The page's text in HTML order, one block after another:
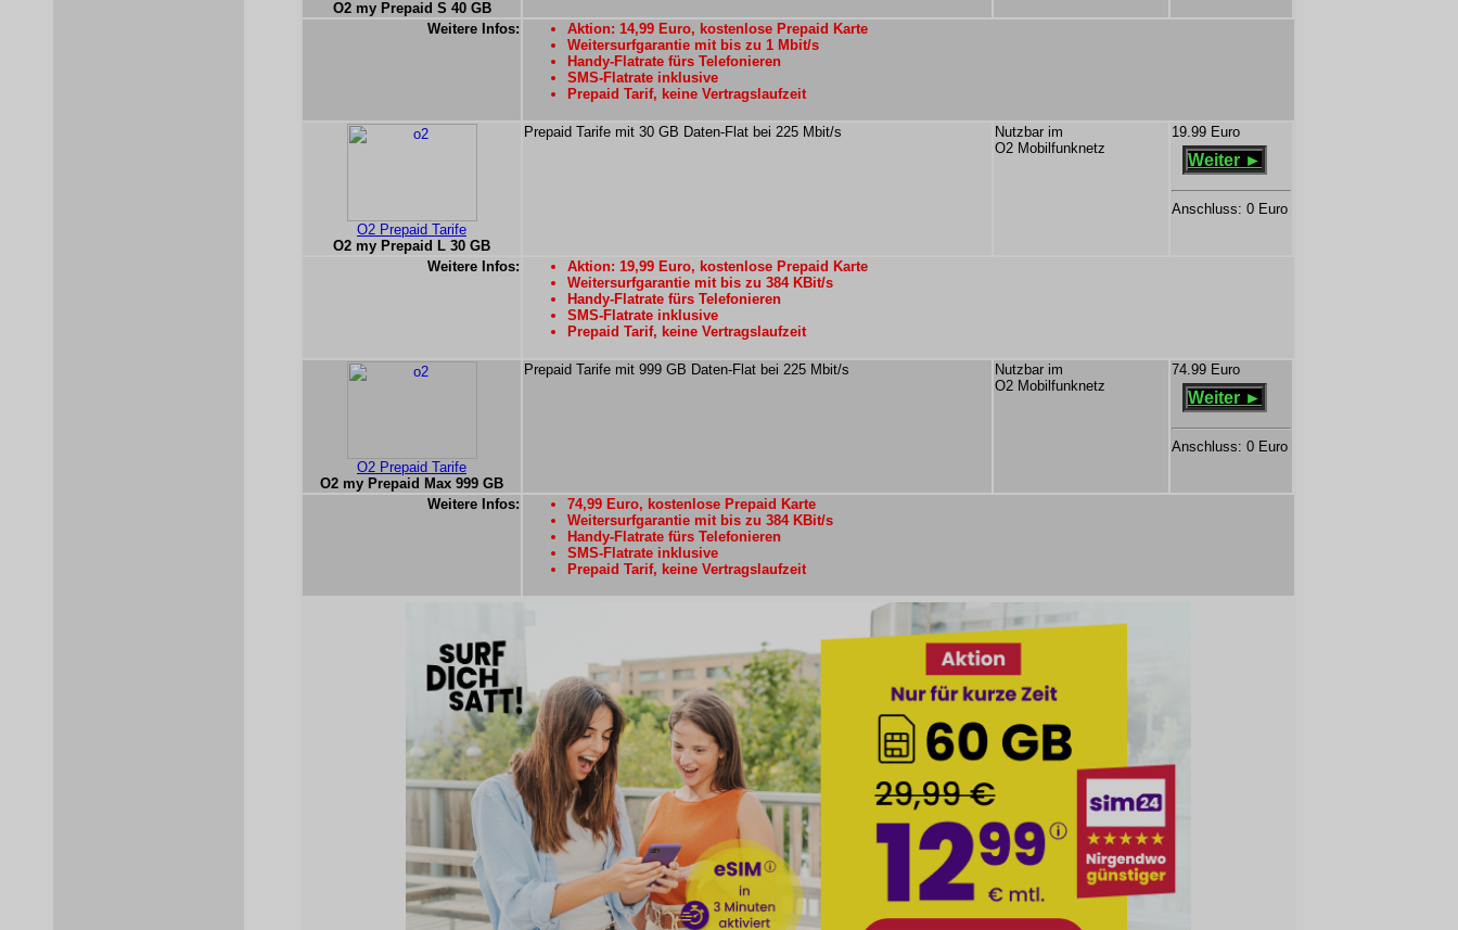
O2 my Prepaid S 40 GB
Weitere Infos:
Aktion: 14,99 Euro, kostenlose Prepaid Karte
Weitersurfgarantie mit bis zu 1 Mbit/s
Handy-Flatrate fürs Telefonieren
SMS-Flatrate inklusive
Prepaid Tarif, keine Vertragslaufzeit
O2 Prepaid Tarife
O2 my Prepaid L 30 GB
Prepaid Tarife mit 30 GB Daten-Flat bei 225 Mbit/s
Nutzbar im
O2 Mobilfunknetz
19.99 Euro
Weiter ►
Anschluss: 0 Euro
Weitere Infos:
Aktion: 19,99 Euro, kostenlose Prepaid Karte
Weitersurfgarantie mit bis zu 384 KBit/s
Handy-Flatrate fürs Telefonieren
SMS-Flatrate inklusive
Prepaid Tarif, keine Vertragslaufzeit
O2 Prepaid Tarife
O2 my Prepaid Max 999 GB
Prepaid Tarife mit 999 GB Daten-Flat bei 225 Mbit/s
Nutzbar im
O2 Mobilfunknetz
74.99 Euro
Weiter ►
Anschluss: 0 Euro
Weitere Infos:
74,99 Euro, kostenlose Prepaid Karte
Weitersurfgarantie mit bis zu 384 KBit/s
Handy-Flatrate fürs Telefonieren
SMS-Flatrate inklusive
Prepaid Tarif, keine Vertragslaufzeit